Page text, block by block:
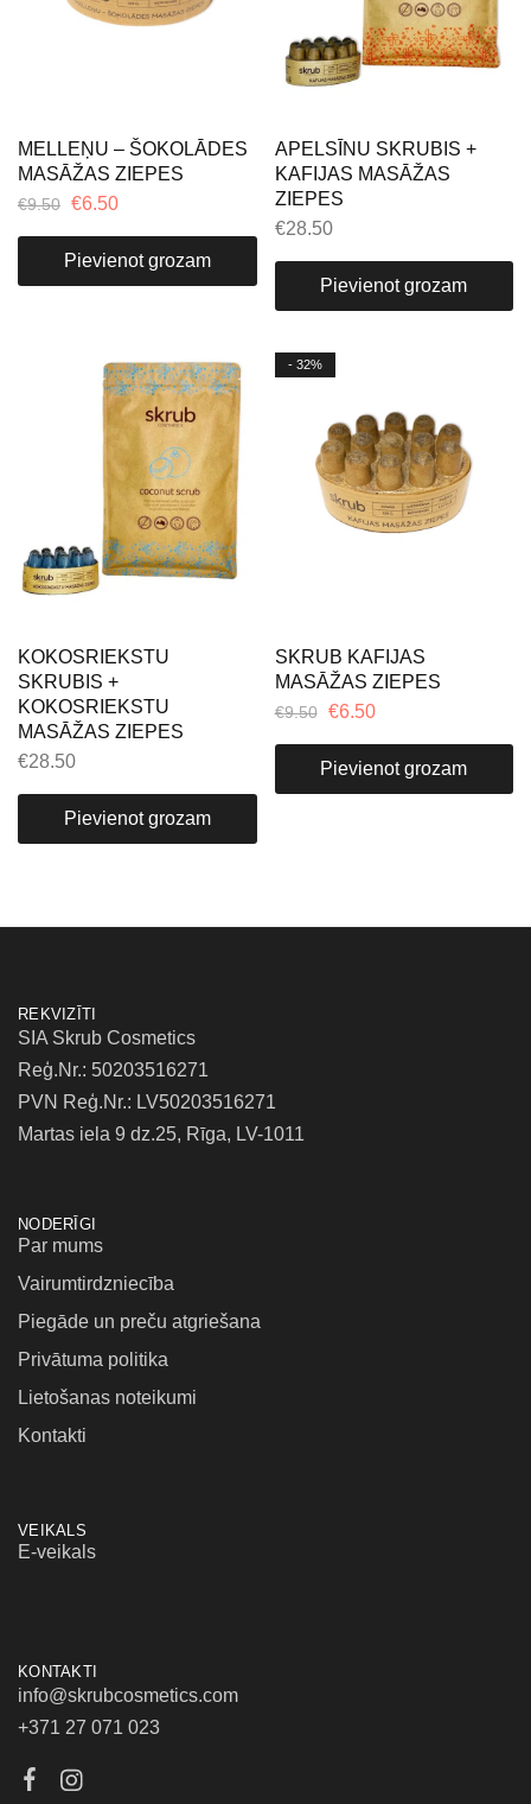
MELLEŅU – ŠOKOLĀDES
MASĀŽAS ZIEPES
€9.50 €6.50
Pievienot grozam
APELSĪNU SKRUBIS +
KAFIJAS MASĀŽAS
ZIEPES
€28.50
Pievienot grozam
KOKOSRIEKSTU
SKRUBIS +
KOKOSRIEKSTU
MASĀŽAS ZIEPES
€28.50
Pievienot grozam
- 32%
SKRUB KAFIJAS
MASĀŽAS ZIEPES
€9.50 €6.50
Pievienot grozam
REKVIZĪTI
SIA Skrub Cosmetics
Reģ.Nr.: 50203516271
PVN Reģ.Nr.: LV50203516271
Martas iela 9 dz.25, Rīga, LV-1011
NODERĪGI
Par mums
Vairumtirdzniecība
Piegāde un preču atgriešana
Privātuma politika
Lietošanas noteikumi
Kontakti
VEIKALS
E-veikals
KONTAKTI
info@skrubcosmetics.com
+371 27 071 023